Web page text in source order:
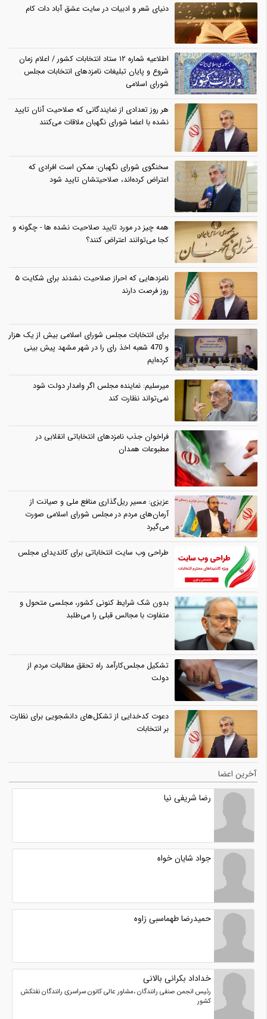
دنیای شعر و ادبیات در سایت عشق آباد دات کام
اطلاعیه شماره ۱۲ ستاد انتخابات کشور / اعلام زمان
شروع و پایان تبلیغات نامزدهای انتخابات مجلس
شورای اسلامی
هر روز تعدادی از نمایندگانی که صلاحیت آنان تایید
نشده با اعضا شورای نگهبان ملاقات می‌کنند
سخنگوی شورای نگهبان: ممکن است افرادی که
اعتراض کرده‌اند، صلاحیتشان تایید شود
همه چیز در مورد تایید صلاحیت نشده ها - چگونه و
کجا می‌توانند اعتراض کنند؟
نامزدهایی که احراز صلاحیت نشدند برای شکایت ۵
روز فرصت دارند
برای انتخابات مجلس شورای اسلامی بیش از یک هزار
و 470 شعبه اخذ رای را در شهر مشهد پیش بینی
کرده‌ایم
میرسلیم: نماینده مجلس اگر وامدار دولت شود
نمی‌تواند نظارت کند
فراخوان جذب نامزدهای انتخاباتی انقلابی در
مطبوعات همدان
عزیزی: مسیر ریل‌گذاری منافع ملی و صیانت از
آرمان‌های مردم در مجلس شورای اسلامی صورت
می‌گیرد
طراحی وب سایت انتخاباتی برای کاندیدای مجلس
بدون شک شرایط کنونی کشور، مجلسی متحول و
متفاوت با مجالس قبلی را می‌طلبد
تشکیل مجلس‌کارآمد راه تحقق مطالبات مردم از
دولت
دعوت کدخدایی از تشکل‌های دانشجویی برای نظارت
بر انتخابات
آخرین اعضا
رضا شریفی نیا
جواد شایان خواه
حمیدرضا طهماسبی زاوه
خداداد بکرانی بالانی
رئیس انجمن صنفی رانندگان ،مشاور عالی کانون سراسری رانندگان نفتکش
کشور